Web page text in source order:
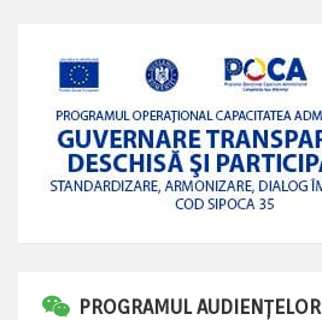
PROGRAMUL AUDIENȚELOR